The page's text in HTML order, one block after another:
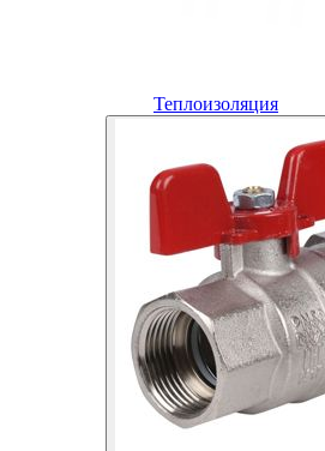
Теплоизоляция